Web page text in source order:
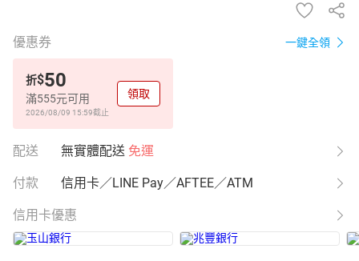
優惠券 一鍵全領
折$50
滿555元可用
2026/08/09 15:59截止
領取
配送 無實體配送 免運
付款 信用卡／LINE Pay／AFTEE／ATM
信用卡優惠